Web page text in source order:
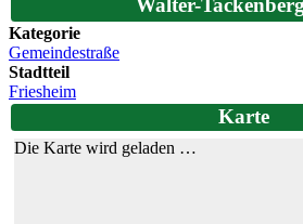
Walter-
Kategorie
Gemeindestraße
Stadtteil
Friesheim
Karte
Die Karte wird geladen …